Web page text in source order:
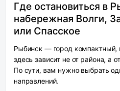
Где остановиться в
набережная Волги,
или Спасское
Рыбинск — город компактный,
здесь зависит не от района, а
По сути, вам нужно выбрать
направлений.